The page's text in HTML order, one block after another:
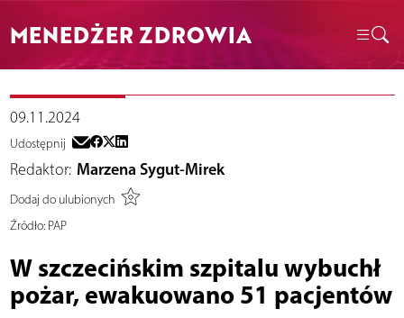
MENEDŻER ZDROWIA
09.11.2024
Udostępnij
Redaktor: Marzena Sygut-Mirek
Dodaj do ulubionych
Źródło:PAP
W szczecińskim szpitalu wybuchł
pożar, ewakuowano 51 pacjentów